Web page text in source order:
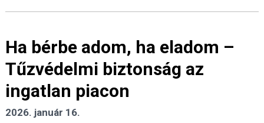
Ha bérbe adom, ha eladom –
Tűzvédelmi biztonság az
ingatlan piacon
2026. január 16.